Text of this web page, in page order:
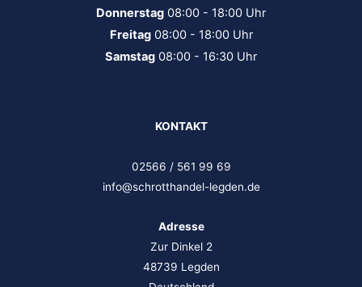
Donnerstag 08:00 - 18:00 Uhr
Freitag08:00 - 18:00 Uhr
Samstag 08:00 - 16:30 Uhr
KONTAKT
02566 / 561 99 69
info@schrotthandel-legden.de
Adresse
Zur Dinkel 2
48739 Legden